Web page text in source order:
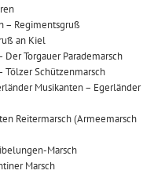
– Regimentsgruß
an Kiel
Torgauer Parademarsch
Tölzer Schützenmarsch
Musikanten – Egerländer
Reitermarsch (Armeemarsch
Marsch
Marsch